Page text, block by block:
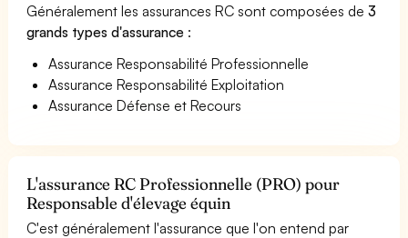
Généralement les assurances RC sont composées de3
grands types d'assurance :
Assurance Responsabilité Professionnelle
Assurance Responsabilité Exploitation
Assurance Défense et Recours
L'assurance RC Professionnelle (PRO) pour
Responsable d'élevage équin
C'est généralement l'assurance que l'on entend par